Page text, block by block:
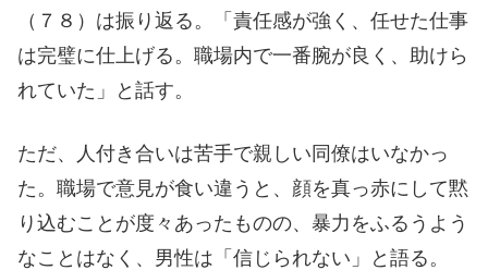
（７８）は振り返る。「責任感が強く、任せた仕事
は完璧に仕上げる。職場内で一番腕が良く、助けら
れていた」と話す。
ただ、人付き合いは苦手で親しい同僚はいなかっ
た。職場で意見が食い違うと、顔を真っ赤にして黙
り込むことが度々あったものの、暴力をふるうよう
なことはなく、男性は「信じられない」と語る。